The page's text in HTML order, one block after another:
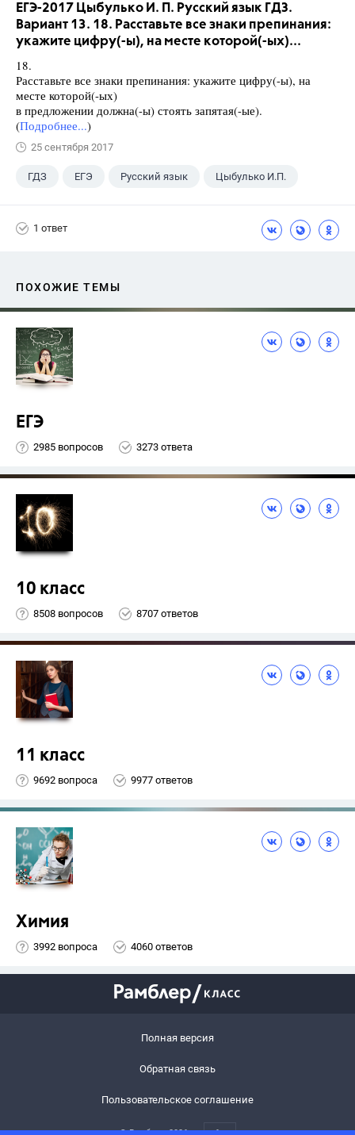
ЕГЭ-2017 Цыбулько И. П. Русский язык ГДЗ.
Вариант 13. 18. Расставьте все знаки препинания:
укажите цифру(-ы), на месте которой(-ых)...
18.
Расставьте все знаки препинания: укажите цифру(-ы), на
месте которой(-ых)
в предложении должна(-ы) стоять запятая(-ые).
(Подробнее...)
25 сентября 2017
ГДЗ ЕГЭ Русский язык Цыбулько И.П.
1 ответ
ПОХОЖИЕ ТЕМЫ
ЕГЭ
2985 вопросов 3273 ответа
10 класс
8508 вопросов 8707 ответов
11 класс
9692 вопроса 9977 ответов
Химия
3992 вопроса 4060 ответов
Полная версия
Обратная связь
Пользовательское соглашение
© Рамблер,2026 6+